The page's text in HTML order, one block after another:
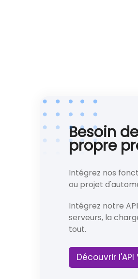
Besoin
propre
Intégrez nos
ou projet
Intégrez notre
serveurs, la
tout.
Découvrir l'API